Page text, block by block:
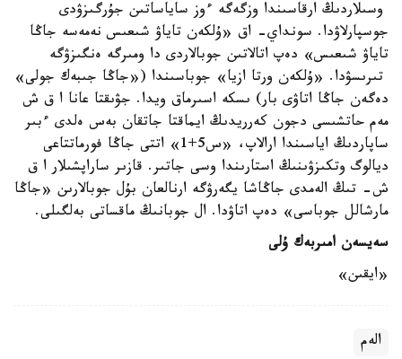
وسىلاردىڭ ارقاسىندا وزگەگە ءوز ساياساتىن جۇرگىزۋدى
جوسپارلاۋدا. سونداي- اق «ۇلكەن تاياۋ شىعىس نەمەسە جاڭا
تاياۋ شىعىس» دەپ اتالاتىن جوبالاردى دا ومىرگە ەنگىزۋگە
تىرىسۋدا. «ۇلكەن ورتا ازيا» جوباسىندا («جاڭا جىبەك جولى»
دەگەن جاڭا اتاۋى بار) ىسكە اسىرماق ويدا. جۋىقتا عانا ا ق ش
مەم حاتشىسى دجون كەرريدىڭ ايماقتا جاتقان بەس ەلدى ءبىر
ساپاردىڭ اياسىندا ارالاپ، «س5+1» اتتى جاڭا فورماتتاعى
ديالوگ وتكىزۋىنىڭ استارىندا وسى جاتىر. قازىر ساراپشىلار ا ق
ش- تىڭ الەمدى جاڭاشا يگەرۋگە ارنالعان بۇل جوبالارىن «جاڭا
مارشالل جوباسى» دەپ اتاۋدا. ال جوبانىڭ ماقساتى بەلگىلى.
سەيسەن امىربەك ۇلى
«ايقىن»
الەم